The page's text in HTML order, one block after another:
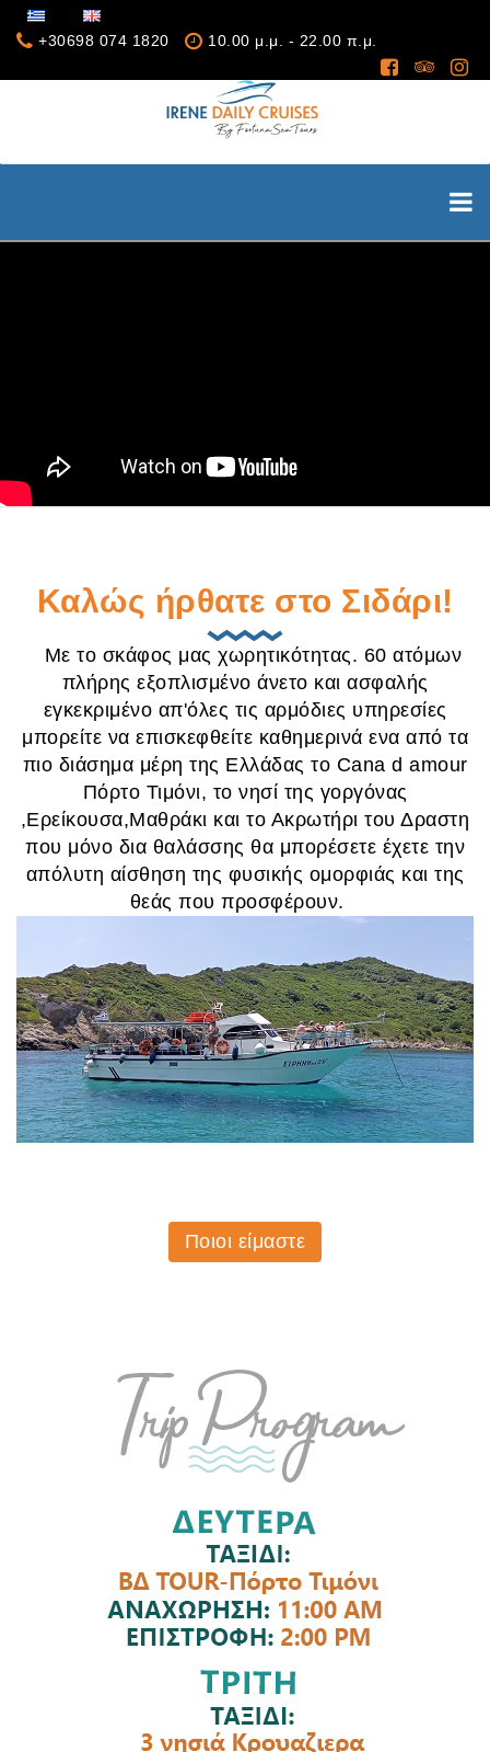
+30698 074 1820 10.00 μ.μ. - 22.00 π.μ.
Καλώς ήρθατε στο Σιδάρι!
Με το σκάφος μας χωρητικότητας. 60 ατόμων
πλήρης εξοπλισμένο άνετο και ασφαλής
εγκεκριμένο απ'όλες τις αρμόδιες υπηρεσίες
μπορείτε να επισκεφθείτε καθημερινά ενα από τα
πιο διάσημα μέρη της Ελλάδας το Cana d amour
Πόρτο Τιμόνι, το νησί της γοργόνας
,Ερείκουσα,Μαθράκι και το Ακρωτήρι του Δραστη
που μόνο δια θαλάσσης θα μπορέσετε έχετε την
απόλυτη αίσθηση της φυσικής ομορφιάς και της
θεάς που προσφέρουν.
Ποιοι είμαστε